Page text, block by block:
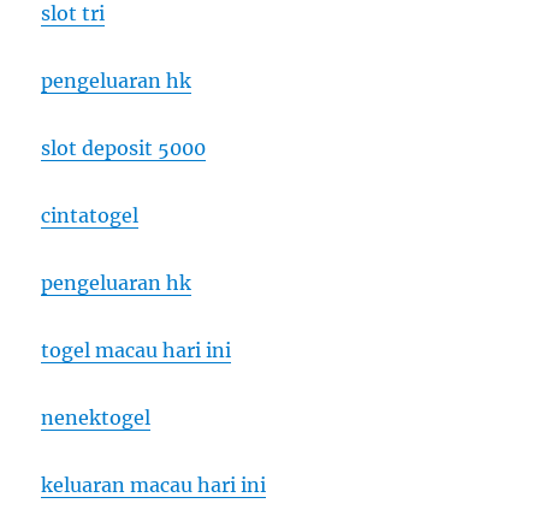
slot tri
pengeluaran hk
slot deposit 5000
cintatogel
pengeluaran hk
togel macau hari ini
nenektogel
keluaran macau hari ini